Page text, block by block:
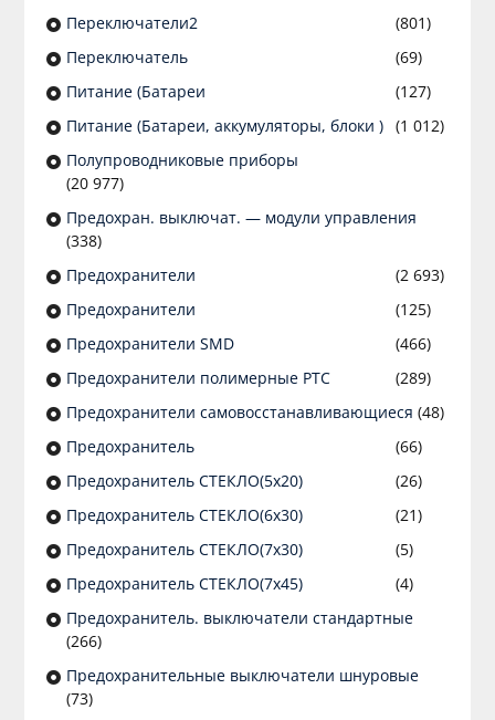
Переключатели2
(801)
Переключатель
(69)
Питание (Батареи
(127)
Питание (Батареи, аккумуляторы, блоки ) (1 012)
Полупроводниковые приборы
(20 977)
Предохран. выключат. — модули управления
(338)
Предохранители
(2 693)
Предохранители
(125)
Предохранители SMD
(466)
Предохранители полимерные PTC
(289)
Предохранители самовосстанавливающиеся (48)
Предохранитель
(66)
Предохранитель СТЕКЛО(5х20)
(26)
Предохранитель СТЕКЛО(6х30)
(21)
Предохранитель СТЕКЛО(7х30)
(5)
Предохранитель СТЕКЛО(7х45)
(4)
Предохранитель. выключатели стандартные
(266)
Предохранительные выключатели шнуровые
(73)